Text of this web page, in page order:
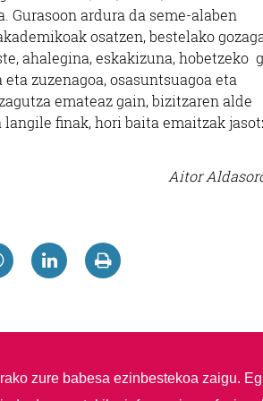
Gurasoon ardura da seme-alaben
osatzen, bestelako
ahalegina, eskakizuna, hobetzeko
zuzenagoa, osasuntsuagoa eta
emateaz gain, bizitzaren alde
finak, hori baita emaitzak
Aitor
zure babesa ezinbestekoa zaigu.